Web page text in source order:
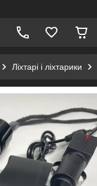
Ліхтарі і ліхтарики